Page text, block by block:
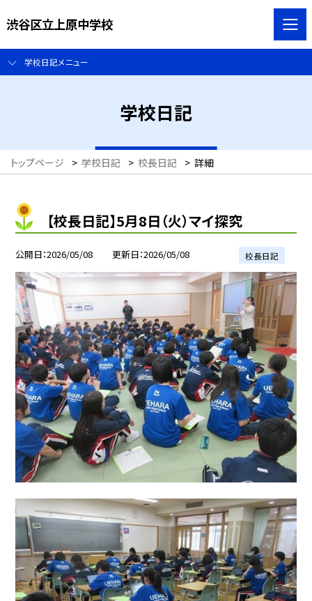
渋谷区立上原中学校
学校日記メニュー
学校日記
トップページ > 学校日記 > 校長日記 > 詳細
【校長日記】5月8日（火）マイ探究
公開日 2026/05/08 更新日 2026/05/08 校長日記